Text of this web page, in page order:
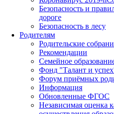
Безопасность и
дороге
Безопасность в лесу
Родителям
Родительские
Рекомендации
Семейное
Фонд "Талант и
Форум приёмных
Информация
Обновленные ФГОС
Независимая оценка